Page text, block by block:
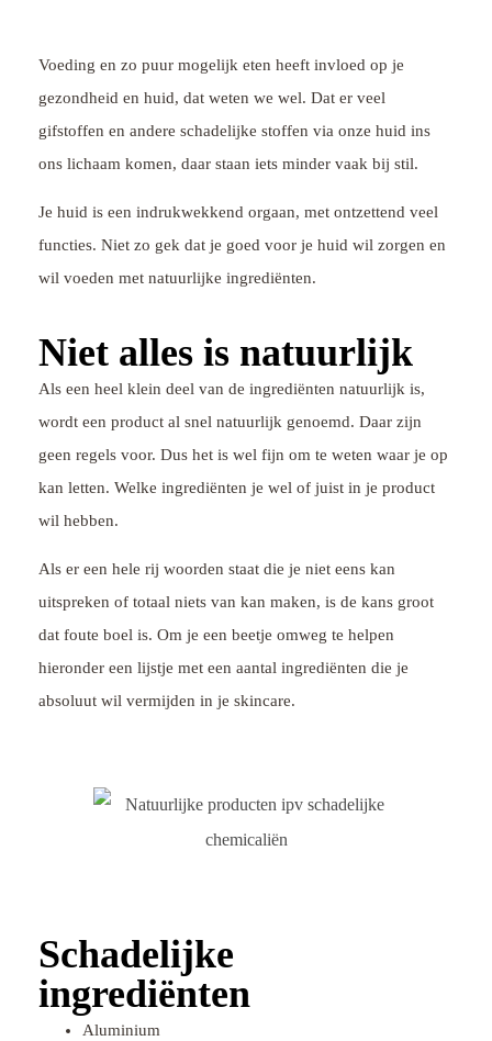
Voeding en zo puur mogelijk eten heeft invloed op je
gezondheid en huid, dat weten we wel. Dat er veel
gifstoffen en andere schadelijke stoffen via onze huid ins
ons lichaam komen, daar staan iets minder vaak bij stil.
Je huid is een indrukwekkend orgaan, met ontzettend veel
functies. Niet zo gek dat je goed voor je huid wil zorgen en
wil voeden met natuurlijke ingrediënten.
Niet alles is natuurlijk
Als een heel klein deel van de ingrediënten natuurlijk is,
wordt een product al snel natuurlijk genoemd. Daar zijn
geen regels voor. Dus het is wel fijn om te weten waar je op
kan letten. Welke ingrediënten je wel of juist in je product
wil hebben.
Als er een hele rij woorden staat die je niet eens kan
uitspreken of totaal niets van kan maken, is de kans groot
dat foute boel is. Om je een beetje omweg te helpen
hieronder een lijstje met een aantal ingrediënten die je
absoluut wil vermijden in je skincare.
Schadelijke
ingrediënten
Aluminium